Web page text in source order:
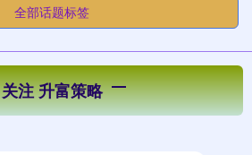
全部话题标签
关注 升富策略